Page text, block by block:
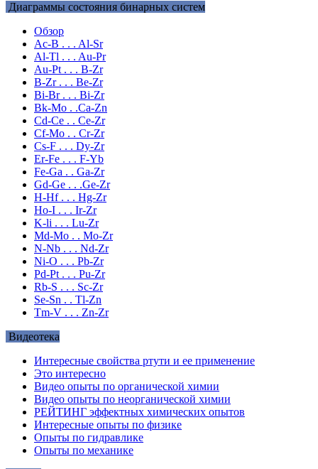
Диаграммы состояния бинарных систем
Обзор
Ac-B . . . Al-Sr
Al-Tl . . . Au-Pr
Au-Pt . . . B-Zr
B-Zr . . . Be-Zr
Bi-Br . . . Bi-Zr
Bk-Mo . .Ca-Zn
Cd-Ce . . Ce-Zr
Cf-Mo . . Cr-Zr
Cs-F . . . Dy-Zr
Er-Fe . . . F-Yb
Fe-Ga . . Ga-Zr
Gd-Ge . . .Ge-Zr
H-Hf . . . Hg-Zr
Ho-I . . . Ir-Zr
K-li . . . Lu-Zr
Md-Mo . . Mo-Zr
N-Nb . . . Nd-Zr
Ni-O . . . Pb-Zr
Pd-Pt . . . Pu-Zr
Rb-S . . . Sc-Zr
Se-Sn . . Tl-Zn
Tm-V . . . Zn-Zr
Видеотека
Интересные свойства ртути и ее применение
Это интересно
Видео опыты по органической химии
Видео опыты по неорганической химии
РЕЙТИНГ эффектных химических опытов
Интересные опыты по физике
Опыты по гидравлике
Опыты по механике